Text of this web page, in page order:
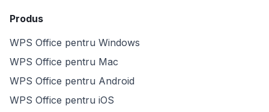
Produs
WPS Office pentru Windows
WPS Office pentru Mac
WPS Office pentru Android
WPS Office pentru iOS